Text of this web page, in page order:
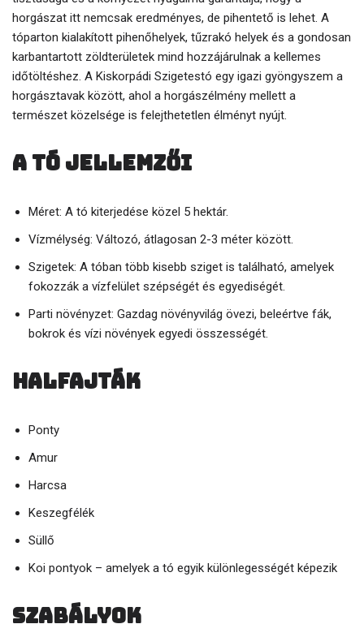
horgászat itt nemcsak eredményes, de pihentető is lehet. A
tóparton kialakított pihenőhelyek, tűzrakó helyek és a gondosan
karbantartott zöldterületek mind hozzájárulnak a kellemes
időtöltéshez. A Kiskorpádi Szigetestó egy igazi gyöngyszem a
horgásztavak között, ahol a horgászélmény mellett a
természet közelsége is felejthetetlen élményt nyújt.
A tó jellemzői
Méret: A tó kiterjedése közel 5 hektár.
Vízmélység: Változó, átlagosan 2-3 méter között.
Szigetek: A tóban több kisebb sziget is található, amelyek
fokozzák a vízfelület szépségét és egyediségét.
Parti növényzet: Gazdag növényvilág övezi, beleértve fák,
bokrok és vízi növények egyedi összességét.
Halfajták
Ponty
Amur
Harcsa
Keszegfélék
Süllő
Koi pontyok – amelyek a tó egyik különlegességét képezik
Szabályok